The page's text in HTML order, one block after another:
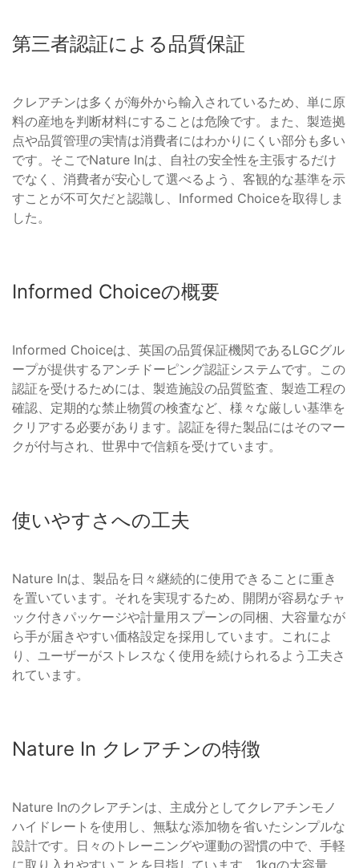
第三者認証による品質保証
クレアチンは多くが海外から輸入されているため、単に原
料の産地を判断材料にすることは危険です。また、製造拠
点や品質管理の実情は消費者にはわかりにくい部分も多い
です。そこでNature Inは、自社の安全性を主張するだけ
でなく、消費者が安心して選べるよう、客観的な基準を示
すことが不可欠だと認識し、Informed Choiceを取得しま
した。
Informed Choiceの概要
Informed Choiceは、英国の品質保証機関であるLGCグル
ープが提供するアンチドーピング認証システムです。この
認証を受けるためには、製造施設の品質監査、製造工程の
確認、定期的な禁止物質の検査など、様々な厳しい基準を
クリアする必要があります。認証を得た製品にはそのマー
クが付与され、世界中で信頼を受けています。
使いやすさへの工夫
Nature Inは、製品を日々継続的に使用できることに重き
を置いています。それを実現するため、開閉が容易なチャ
ック付きパッケージや計量用スプーンの同梱、大容量なが
ら手が届きやすい価格設定を採用しています。これによ
り、ユーザーがストレスなく使用を続けられるよう工夫さ
れています。
Nature In クレアチンの特徴
Nature Inのクレアチンは、主成分としてクレアチンモノ
ハイドレートを使用し、無駄な添加物を省いたシンプルな
設計です。日々のトレーニングや運動の習慣の中で、手軽
に取り入れやすいことを目指しています。1kgの大容量